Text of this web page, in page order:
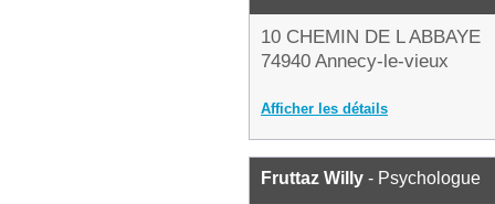
10 CHEMIN DE L ABBAYE
74940 Annecy-le-vieux
Afficher les détails
Fruttaz Willy - Psychologue